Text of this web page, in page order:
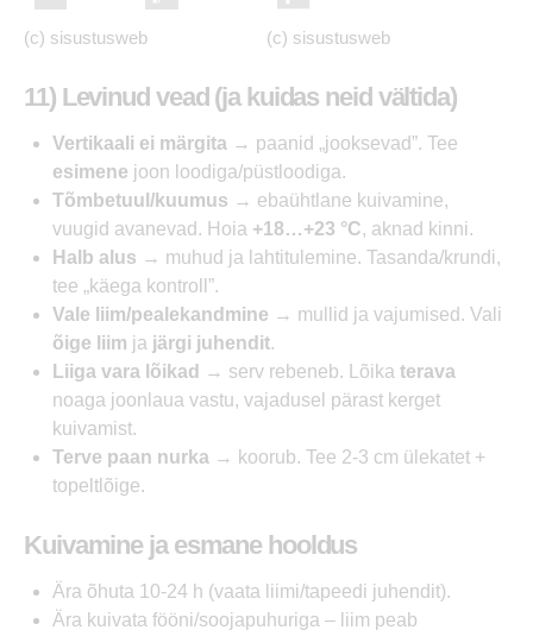
(c) sisustusweb (c) sisustusweb
11) Levinud vead (ja kuidas neid vältida)
Vertikaali ei märgita → paanid „jooksevad”. Tee
esimene joon loodiga/püstloodiga.
Tõmbetuul/kuumus → ebaühtlane kuivamine,
vuugid avanevad. Hoia +18…+23 °C, aknad kinni.
Halb alus → muhud ja lahtitulemine. Tasanda/krundi,
tee „käega kontroll”.
Vale liim/pealekandmine → mullid ja vajumised. Vali
õige liim ja järgi juhendit.
Liiga vara lõikad
→ serv rebeneb. Lõika terava
noaga joonlaua vastu, vajadusel pärast kerget
kuivamist.
Terve paan nurka → koorub. Tee 2-3 cm ülekatet +
topeltlõige.
Kuivamine ja esmane hooldus
Ära õhuta 10-24 h (vaata liimi/tapeedi juhendit).
Ära kuivata fööni/soojapuhuriga – liim peab